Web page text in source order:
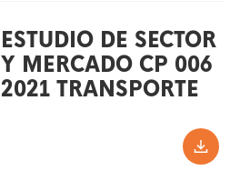
ESTUDIO DE SECTOR
Y MERCADO CP 006
2021 TRANSPORTE